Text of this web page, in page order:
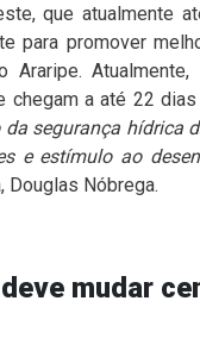
que atualmente
para promover
Araripe.
a até 22 dias
segurança hídrica
e estímulo ao
Douglas Nóbrega.
mudar